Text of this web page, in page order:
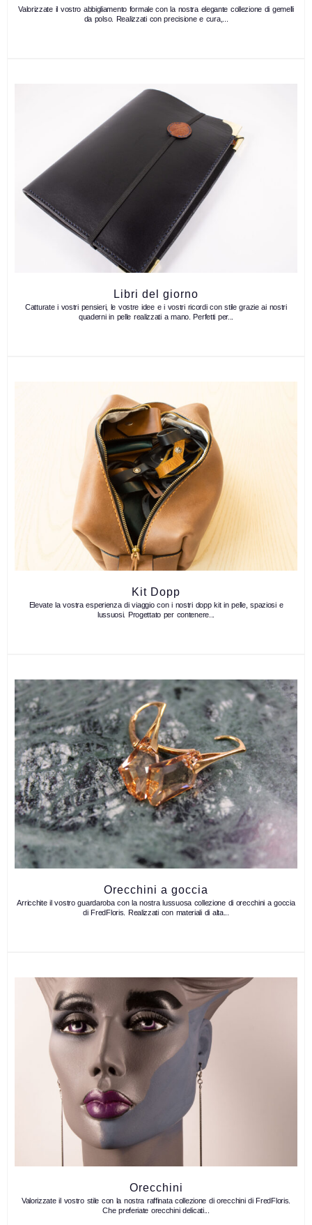
Valorizzate il vostro abbigliamento formale con la nostra elegante collezione di gemelli
da polso. Realizzati con precisione e cura,...
Libri del giorno
Catturate i vostri pensieri, le vostre idee e i vostri ricordi con stile grazie ai nostri
quaderni in pelle realizzati a mano. Perfetti per...
Kit Dopp
Elevate la vostra esperienza di viaggio con i nostri dopp kit in pelle, spaziosi e
lussuosi. Progettato per contenere...
Orecchini a goccia
Arricchite il vostro guardaroba con la nostra lussuosa collezione di orecchini a goccia
di FredFloris. Realizzati con materiali di alta...
Orecchini
Valorizzate il vostro stile con la nostra raffinata collezione di orecchini di FredFloris.
Che preferiate orecchini delicati...